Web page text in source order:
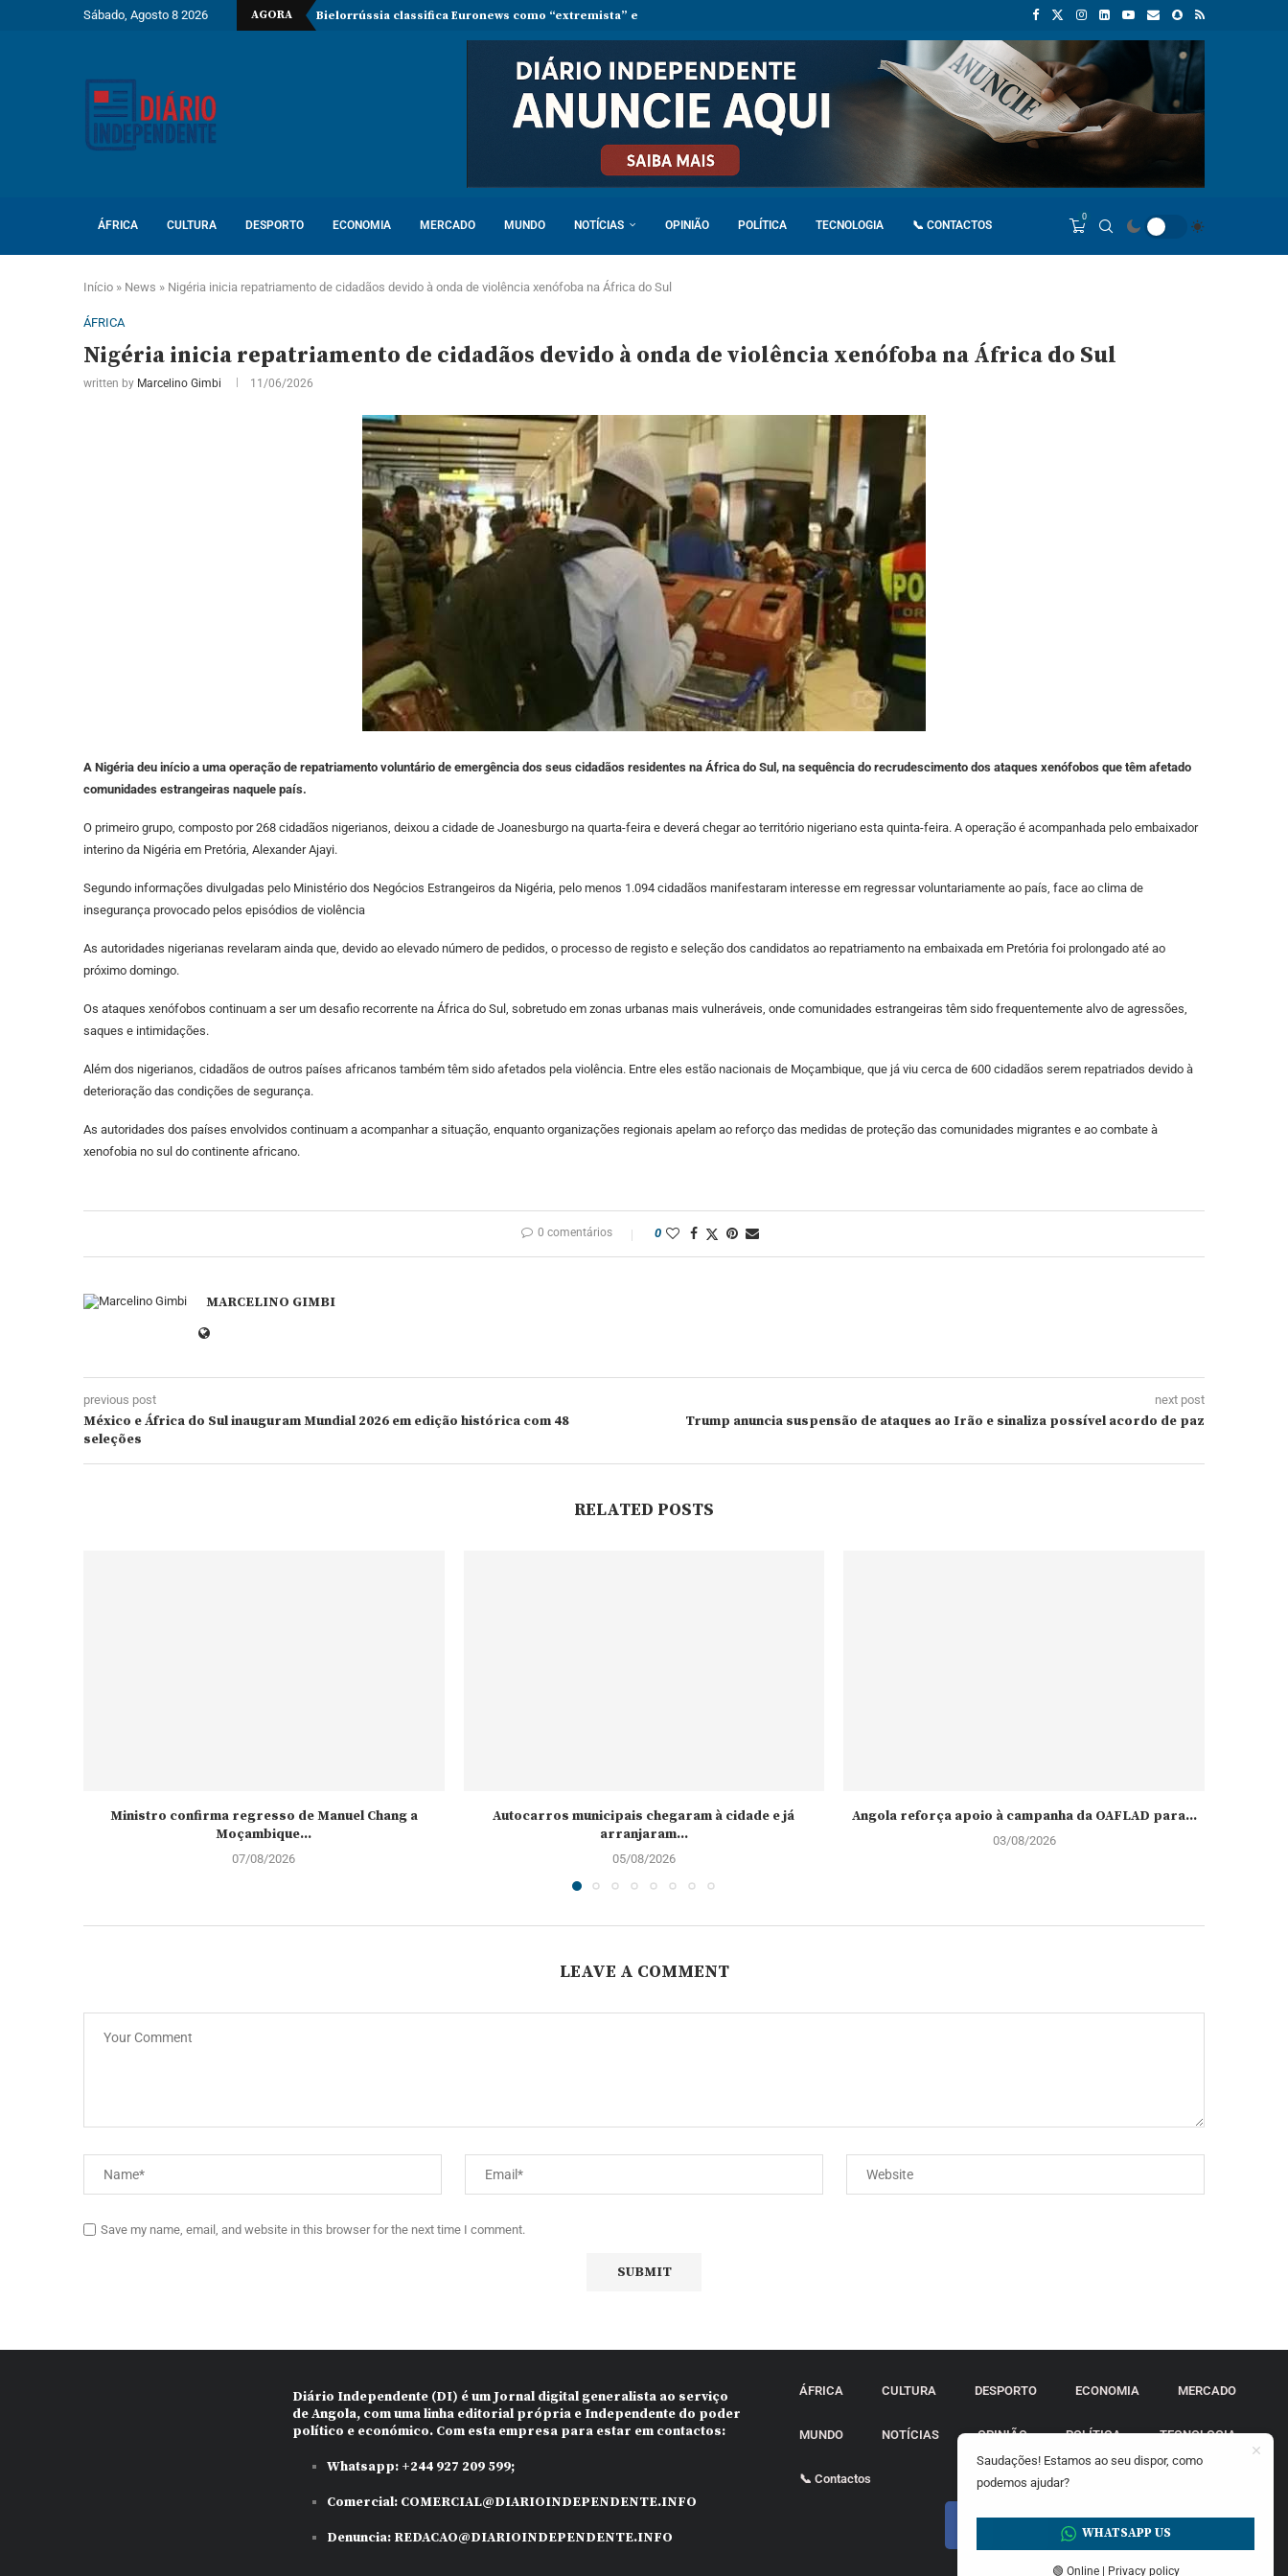
Sábado, Agosto 8 2026 AGORA Bielorrússia classifica Euronews como “extremista” e Tsikhanouskaya acusa Lukashenko de retaliação João Lourenço recebe cumprimentos de despedida
ÁFRICA CULTURA DESPORTO ECONOMIA MERCADO MUNDO NOTÍCIAS OPINIÃO POLÍTICA TECNOLOGIA 📞 CONTACTOS
0
Início » News » Nigéria inicia repatriamento de cidadãos devido à onda de violência xenófoba na África do Sul
ÁFRICA
Nigéria inicia repatriamento de cidadãos devido à onda de violência xenófoba na África do Sul
written by Marcelino Gimbi 11/06/2026
A Nigéria deu início a uma operação de repatriamento voluntário de emergência dos seus cidadãos residentes na África do Sul, na sequência do recrudescimento dos ataques xenófobos que têm afetado
comunidades estrangeiras naquele país.
O primeiro grupo, composto por 268 cidadãos nigerianos, deixou a cidade de Joanesburgo na quarta-feira e deverá chegar ao território nigeriano esta quinta-feira. A operação é acompanhada pelo embaixador
interino da Nigéria em Pretória, Alexander Ajayi.
Segundo informações divulgadas pelo Ministério dos Negócios Estrangeiros da Nigéria, pelo menos 1.094 cidadãos manifestaram interesse em regressar voluntariamente ao país, face ao clima de
insegurança provocado pelos episódios de violência
As autoridades nigerianas revelaram ainda que, devido ao elevado número de pedidos, o processo de registo e seleção dos candidatos ao repatriamento na embaixada em Pretória foi prolongado até ao
próximo domingo.
Os ataques xenófobos continuam a ser um desafio recorrente na África do Sul, sobretudo em zonas urbanas mais vulneráveis, onde comunidades estrangeiras têm sido frequentemente alvo de agressões,
saques e intimidações.
Além dos nigerianos, cidadãos de outros países africanos também têm sido afetados pela violência. Entre eles estão nacionais de Moçambique, que já viu cerca de 600 cidadãos serem repatriados devido à
deterioração das condições de segurança.
As autoridades dos países envolvidos continuam a acompanhar a situação, enquanto organizações regionais apelam ao reforço das medidas de proteção das comunidades migrantes e ao combate à
xenofobia no sul do continente africano.
0 comentários 0
MARCELINO GIMBI
previous post
México e África do Sul inauguram Mundial 2026 em edição histórica com 48
seleções
next post
Trump anuncia suspensão de ataques ao Irão e sinaliza possível acordo de paz
RELATED POSTS
Ministro confirma regresso de Manuel Chang a
Moçambique...
07/08/2026
Autocarros municipais chegaram à cidade e já
arranjaram...
05/08/2026
Angola reforça apoio à campanha da OAFLAD para...
03/08/2026
LEAVE A COMMENT
Save my name, email, and website in this browser for the next time I comment.
Diário Independente (DI) é um Jornal digital generalista ao serviço
de Angola, com uma linha editorial própria e Independente do poder
político e económico. Com esta empresa para estar em contactos:
Whatsapp:+244 927 209 599;
Comercial: COMERCIAL@DIARIOINDEPENDENTE.INFO
Denuncia: REDACAO@DIARIOINDEPENDENTE.INFO
ÁFRICA CULTURA DESPORTO ECONOMIA MERCADO
MUNDO NOTÍCIAS OPINIÃO POLÍTICA TECNOLOGIA
📞 Contactos
Saudações! Estamos ao seu dispor, como
podemos ajudar?
WHATSAPP US
🟢 Online | Privacy policy